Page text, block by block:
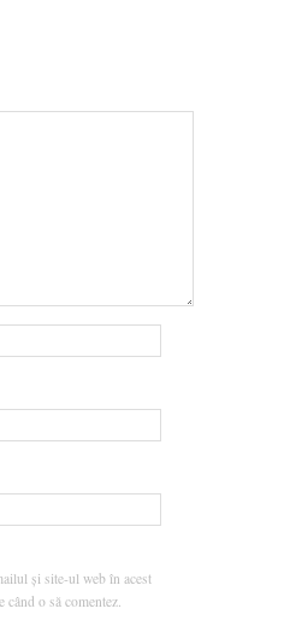
și site-ul web în acest
o să comentez.